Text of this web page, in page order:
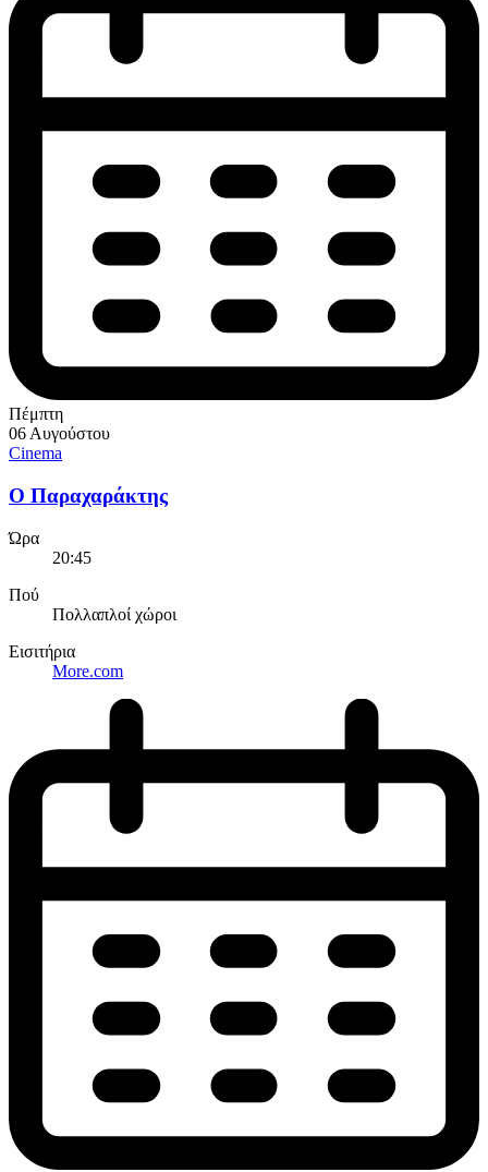
Πέμπτη
06 Αυγούστου
Cinema
Ο Παραχαράκτης
Ώρα
20:45
Πού
Πολλαπλοί χώροι
Εισιτήρια
More.com